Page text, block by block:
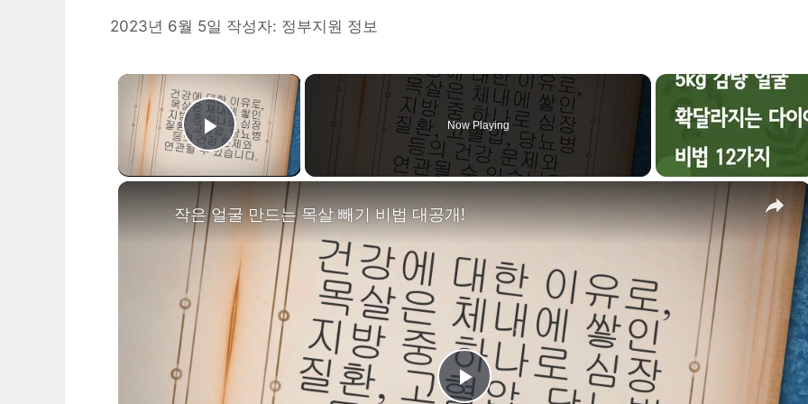
2023년 6월 5일 작성자: 정부지원 정보
×
Play Video
Now Playing
×
작은 얼굴 만드는 목살 빼기 비법 대공개!